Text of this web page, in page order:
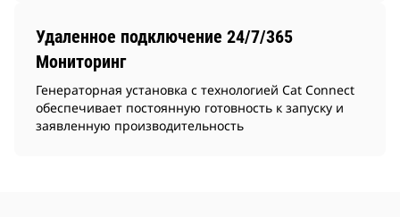
Удаленное подключение 24/7/365
Мониторинг
Генераторная установка с технологией Cat Connect
обеспечивает постоянную готовность к запуску и
заявленную производительность